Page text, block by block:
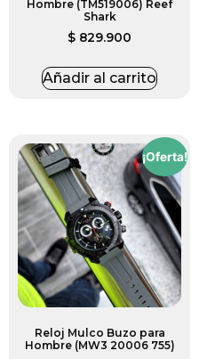
Hombre (TM519006) Reef
Shark
$ 829.900
Añadir al carrito
¡Oferta!
Reloj Mulco Buzo para
Hombre (MW3 20006 755)